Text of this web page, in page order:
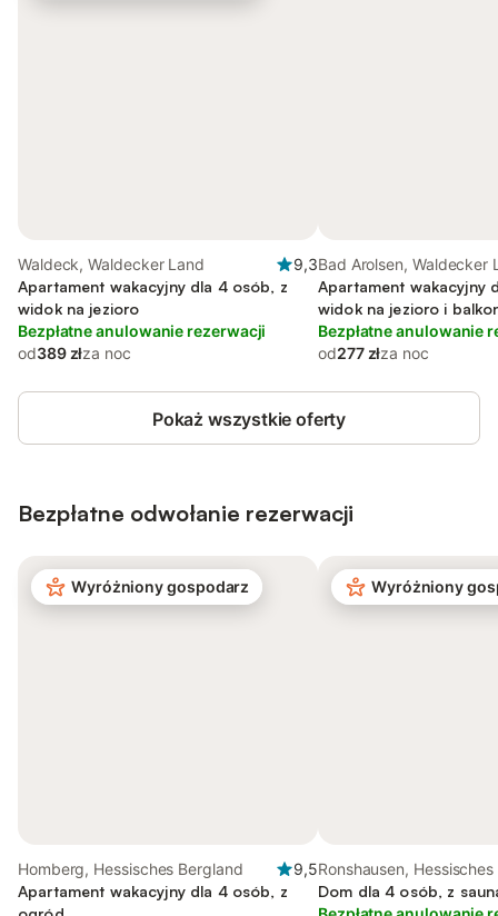
Waldeck, Waldecker Land
9,3
Apartament wakacyjny dla 4 osób, z
widok na jezioro
Bezpłatne anulowanie rezerwacji
od389 złza noc
Bad Arolsen, Waldecker
Apartament wakacyjny
widok na jezioro i
Bezpłatne anulowanie
od277 złza noc
Pokaż wszystkie oferty
Bezpłatne odwołanie rezerwacji
Wyróżniony gospodarz
Homberg, Hessisches Bergland
9,5
Apartament wakacyjny dla 4 osób, z
Wyróżniony
Ronshausen,
Dom dla 4 osób, z